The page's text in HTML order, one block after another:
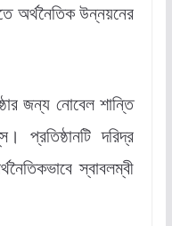
অর্থনৈতিক উন্নয়নের
জন্য নোবেল শান্তি
দরিদ্র
স্বাবলম্বী